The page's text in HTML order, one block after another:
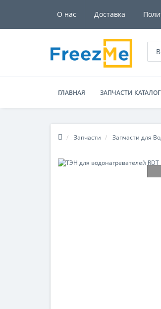
О нас Доставка
ГЛАВНАЯ ЗАПЧАСТИ КАТАЛОГ
Запчасти Запчасти для